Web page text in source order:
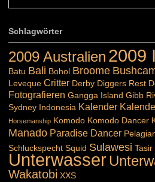
Schlagwörter
2009 Australien 2009
Batu Bali Bohol Broome
Leveque Critter Derby Diggers Rest
Fotografieren Gangga Island Gibb
Sydney Indonesia Kalender
Horsemanship Komodo Komodo Dancer
Manado Paradise Dancer
Schluckspecht Squid Sulawesi Tasir
Unterwasser
Wakatobi XXS